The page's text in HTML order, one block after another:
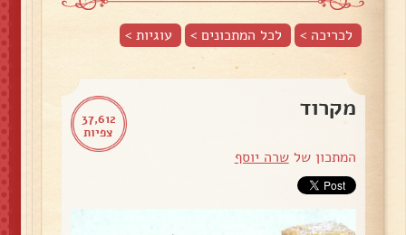
לכריכה > לכל המתכונים > עוגיות>
37,612
צפיות
מקרוד
המתכון שלשרה יוסף